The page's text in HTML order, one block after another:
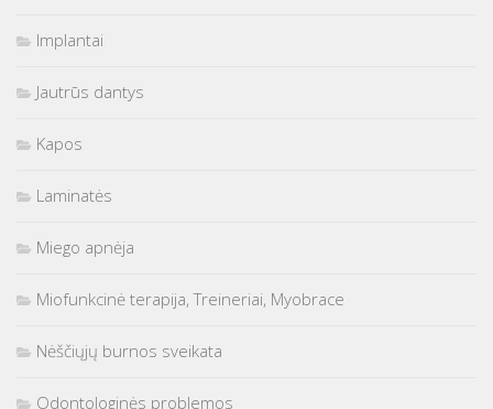
Implantai
Jautrūs dantys
Kapos
Laminatės
Miego apnėja
Miofunkcinė terapija, Treineriai, Myobrace
Nėščiųjų burnos sveikata
Odontologinės problemos